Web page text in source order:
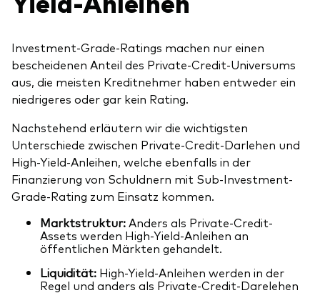
Investment-Grade-Ratings machen nur einen
bescheidenen Anteil des Private-Credit-Universums
aus, die meisten Kreditnehmer haben entweder ein
niedrigeres oder gar kein Rating.
Nachstehend erläutern wir die wichtigsten
Unterschiede zwischen Private-Credit-Darlehen und
High-Yield-Anleihen, welche ebenfalls in der
Finanzierung von Schuldnern mit Sub-Investment-
Grade-Rating zum Einsatz kommen.
Marktstruktur:Anders als Private-Credit-
Assets werden High-Yield-Anleihen an
öffentlichen Märkten gehandelt.
Liquidität: High-Yield-Anleihen werden in der
Regel und anders als Private-Credit-Darelehen